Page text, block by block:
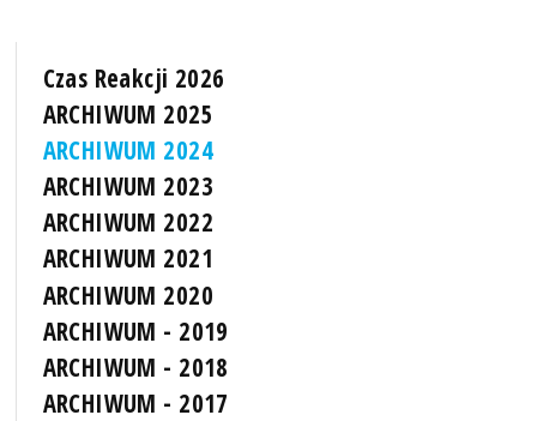
Czas Reakcji 2026
ARCHIWUM 2025
ARCHIWUM 2024
ARCHIWUM 2023
ARCHIWUM 2022
ARCHIWUM 2021
ARCHIWUM 2020
ARCHIWUM - 2019
ARCHIWUM - 2018
ARCHIWUM - 2017